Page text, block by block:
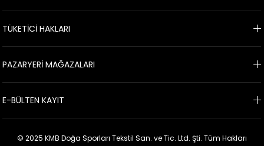
TÜKETİCİ HAKLARI
PAZARYERİ MAĞAZALARI
E-BÜLTEN KAYIT
© 2025 KMB Doğa Sporları Tekstil San. ve Tic. Ltd. Şti. Tüm Hakları